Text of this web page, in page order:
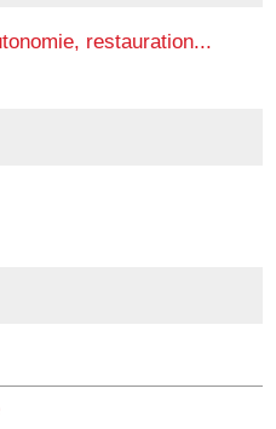
restauration...